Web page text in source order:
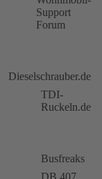
Support
Forum
Dieselschrauber.de
TDI-
Ruckeln.de
Busfreaks